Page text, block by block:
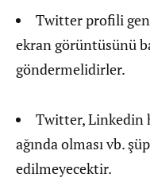
Twitter profili
ekran görüntüsünü
göndermelidirler.
Twitter, Linkedin
ağında olması vb.
edilmeyecektir.